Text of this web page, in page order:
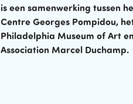
is een samenwerking tussen
Centre Georges Pompidou,
Philadelphia Museum of Art
Association Marcel Duchamp.